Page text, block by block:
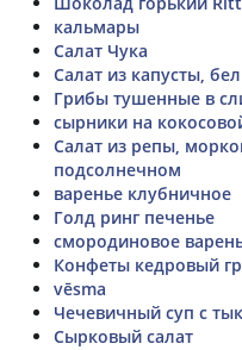
кальмары
Салат Чука
Салат из капусты,
Грибы тушенные в
сырники на
Салат из репы,
подсолнечном
варенье клубничное
Голд ринг печенье
смородиновое
Конфеты кедровый
vēsma
Чечевичный суп с
Сырковый салат